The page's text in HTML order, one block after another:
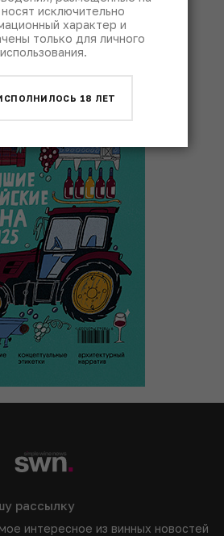
рассылку
интересное из винных новостей
исключительно
характер и
только для личного
использования.
18 ЛЕТ